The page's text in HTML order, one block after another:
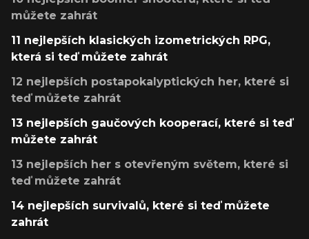
můžete zahrát
11 nejlepších klasických izometrických RPG,
která si teď můžete zahrát
12 nejlepších postapokalyptických her, které si
teď můžete zahrát
13 nejlepších gaučových kooperací, které si teď
můžete zahrát
13 nejlepších her s otevřeným světem, které si
teď můžete zahrát
14 nejlepších survivalů, které si teď můžete
zahrát